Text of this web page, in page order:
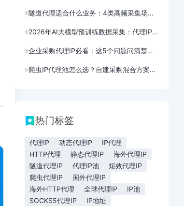
隧道代理适合什么业务：4类高频采集场景的适配
2026年AI大模型预训练数据采集：代理IP需求结构性分析与选型
企业采购代理IP必看：这5个问题问清楚再下单
爬虫IP代理池怎么选？自建采购混合方案成本对比
热门标签
代理IP 动态代理IP
IP代理
HTTP代理
静态代理IP
海外代理IP
隧道代理IP
代理IP池
短效代理IP
爬虫代理IP
国外代理IP
海外HTTP代理
全球代理IP
IP池
SOCKS5代理IP
IP地址